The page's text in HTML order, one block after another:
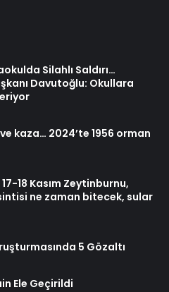
Silahlı Saldırı…
Davutoğlu: Okullara
kaza… 2024’te 1956 orman
18 Kasım Zeytinburnu,
ne zaman bitecek, sular
5 Gözaltı
Ele Geçirildi